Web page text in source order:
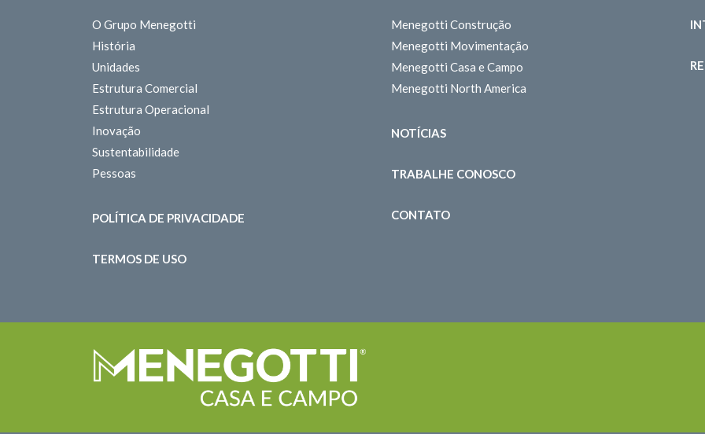
O Grupo Menegotti
História
Unidades
Estrutura Comercial
Estrutura Operacional
Inovação
Sustentabilidade
Pessoas
POLÍTICA DE PRIVACIDADE
TERMOS DE USO
Menegotti Construção
Menegotti Movimentação
Menegotti Casa e Campo
Menegotti North America
NOTÍCIAS
TRABALHE CONOSCO
CONTATO